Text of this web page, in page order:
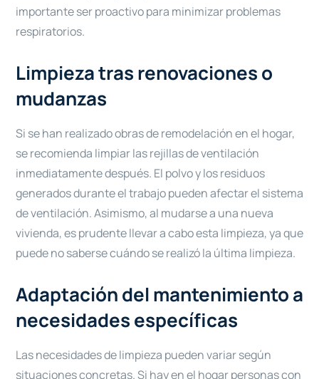
importante ser proactivo para minimizar problemas
respiratorios.
Limpieza tras renovaciones o
mudanzas
Si se han realizado obras de remodelación en el hogar,
se recomienda limpiar las rejillas de ventilación
inmediatamente después. El polvo y los residuos
generados durante el trabajo pueden afectar el sistema
de ventilación. Asimismo, al mudarse a una nueva
vivienda, es prudente llevar a cabo esta limpieza, ya que
puede no saberse cuándo se realizó la última limpieza.
Adaptación del mantenimiento a
necesidades específicas
Las necesidades de limpieza pueden variar según
situaciones concretas. Si hay en el hogar personas con